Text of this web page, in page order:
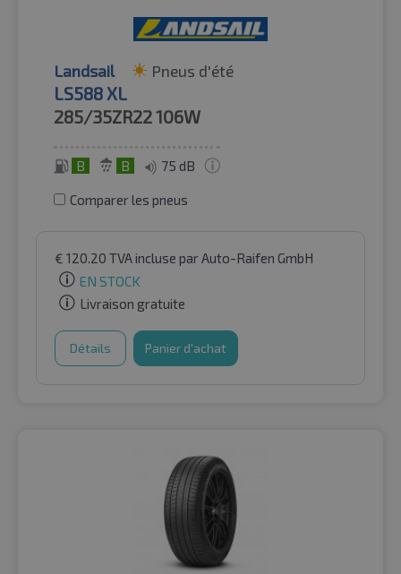
Landsail Pneus d'été
LS588 XL
285/35ZR22106W
B B 75 dB
Comparer les pneus
€ 120.20 TVA incluse par Auto-Raifen GmbH
EN STOCK
Livraison gratuite
Détails Panier d'achat